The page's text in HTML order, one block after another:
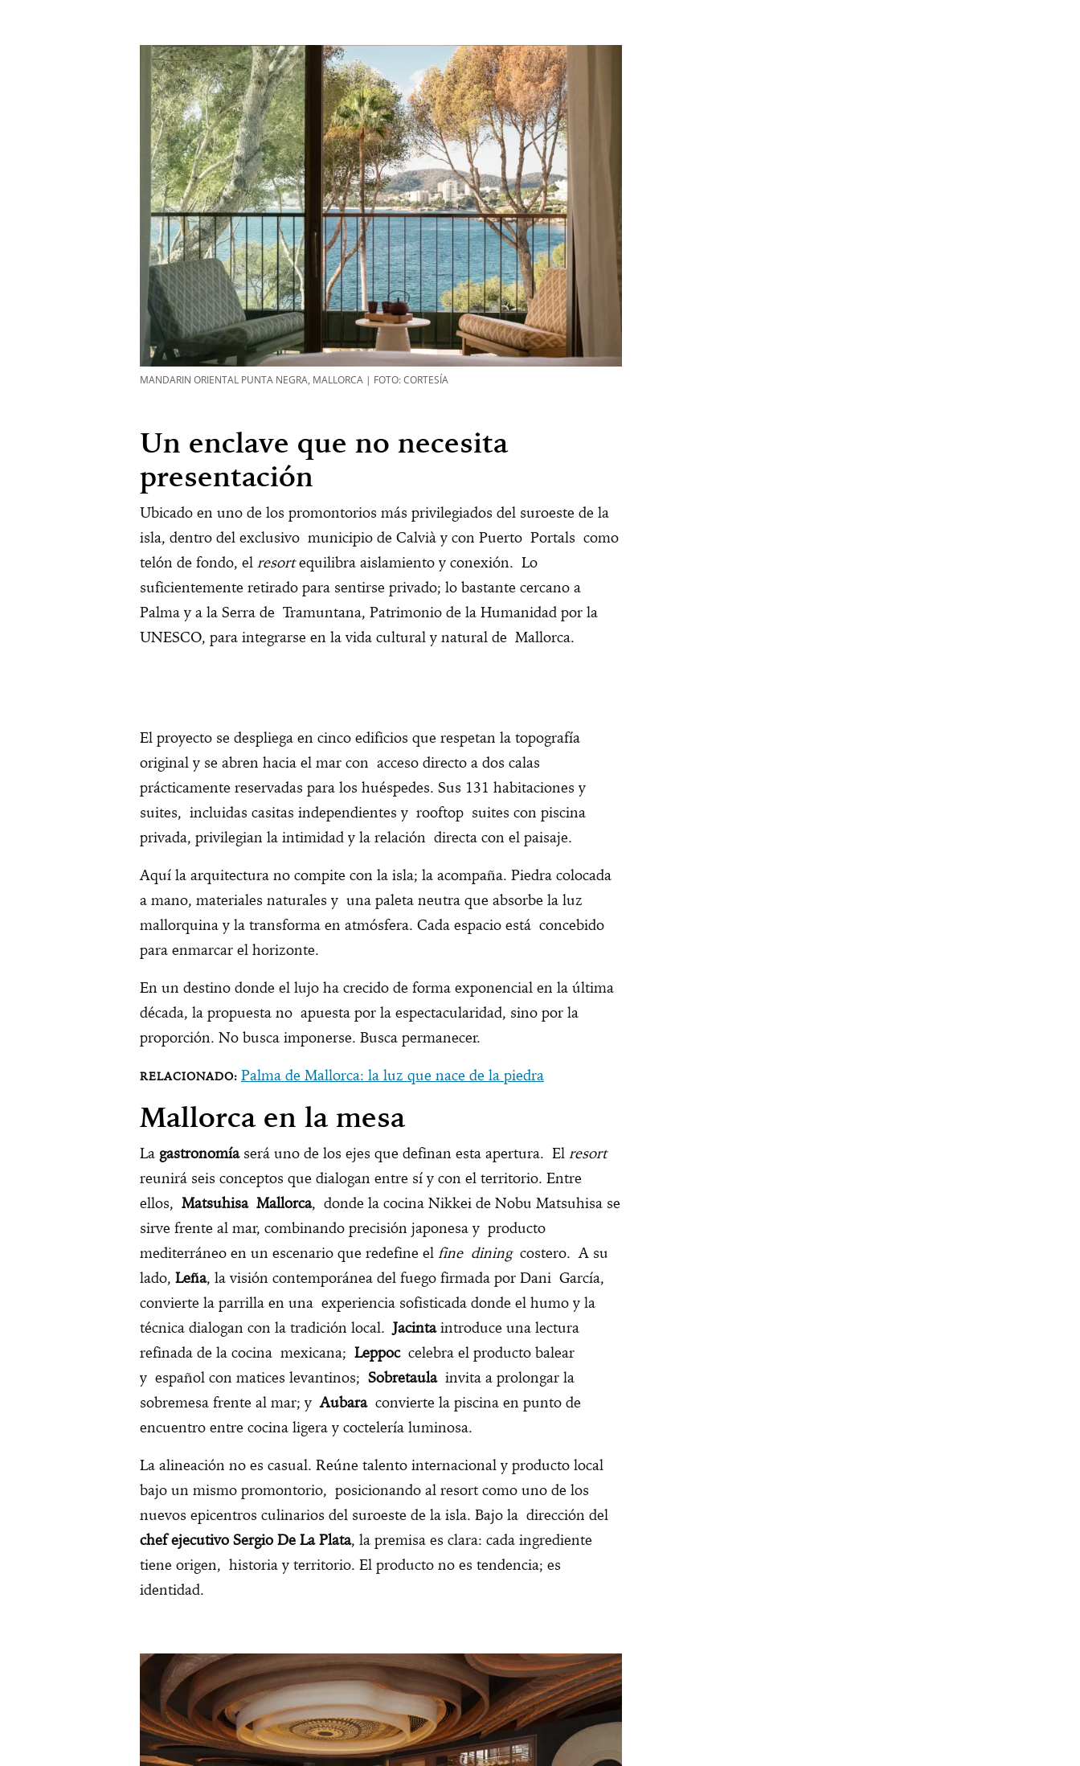
MANDARIN ORIENTAL PUNTA NEGRA, MALLORCA | FOTO: CORTESÍA
Un enclave que no necesita
presentación
Ubicado en uno de los promontorios más privilegiados del suroeste de la
isla, dentro del exclusivo municipio de Calvià y con Puerto Portals como
telón de fondo, el resortequilibra aislamiento y conexión. Lo
suficientemente retirado para sentirse privado; lo bastante cercano a
Palma y a la Serra de Tramuntana, Patrimonio de la Humanidad por la
UNESCO, para integrarse en la vida cultural y natural de Mallorca.
El proyecto se despliega en cinco edificios que respetan la topografía
original y se abren hacia el mar con acceso directo a dos calas
prácticamente reservadas para los huéspedes. Sus 131 habitaciones y
suites, incluidas casitas independientes y rooftop suites con piscina
privada, privilegian la intimidad y la relación directa con el paisaje.
Aquí la arquitectura no compite con la isla; la acompaña. Piedra colocada
a mano, materiales naturales y una paleta neutra que absorbe la luz
mallorquina y la transforma en atmósfera. Cada espacio está concebido
para enmarcar el horizonte.
En un destino donde el lujo ha crecido de forma exponencial en la última
década, la propuesta no apuesta por la espectacularidad, sino por la
proporción. No busca imponerse. Busca permanecer.
Palma de Mallorca: la luz que nace de la piedra
Mallorca en la mesa
La gastronomíaserá uno de los ejes que definan esta apertura. El resort
reunirá seis conceptos que dialogan entre sí y con el territorio. Entre
ellos, Matsuhisa Mallorca, donde la cocina Nikkei de Nobu Matsuhisa se
sirve frente al mar, combinando precisión japonesa y producto
mediterráneo en un escenario que redefine el fine diningcostero. A su
lado, Leña, la visión contemporánea del fuego firmada por Dani García,
convierte la parrilla en una experiencia sofisticada donde el humo y la
técnica dialogan con la tradición local. Jacintaintroduce una lectura
refinada de la cocina mexicana; Leppoccelebra el producto balear
y español con matices levantinos; Sobretaulainvita a prolongar la
sobremesa frente al mar; yAubaraconvierte la piscina en punto de
encuentro entre cocina ligera y coctelería luminosa.
La alineación no es casual. Reúne talento internacional y producto local
bajo un mismo promontorio, posicionando al resort como uno de los
nuevos epicentros culinarios del suroeste de la isla. Bajo la dirección del
chef ejecutivo Sergio De La Plata, la premisa es clara: cada ingrediente
tiene origen, historia y territorio. El producto no es tendencia; es
identidad.